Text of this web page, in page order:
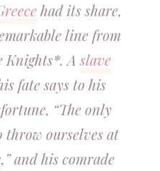
had its share,
line from
Knights*. Aslave
fate says to his
“The only
ourselves at
,” and his comrade